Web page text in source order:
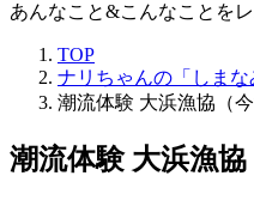
あんなこと&こんなことを
TOP
ナリちゃんの「しまな
潮流体験 大浜漁協（今
潮流体験 大浜漁協